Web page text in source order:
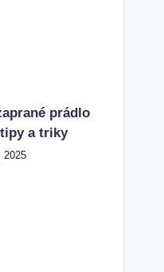
prádlo
a triky
2025